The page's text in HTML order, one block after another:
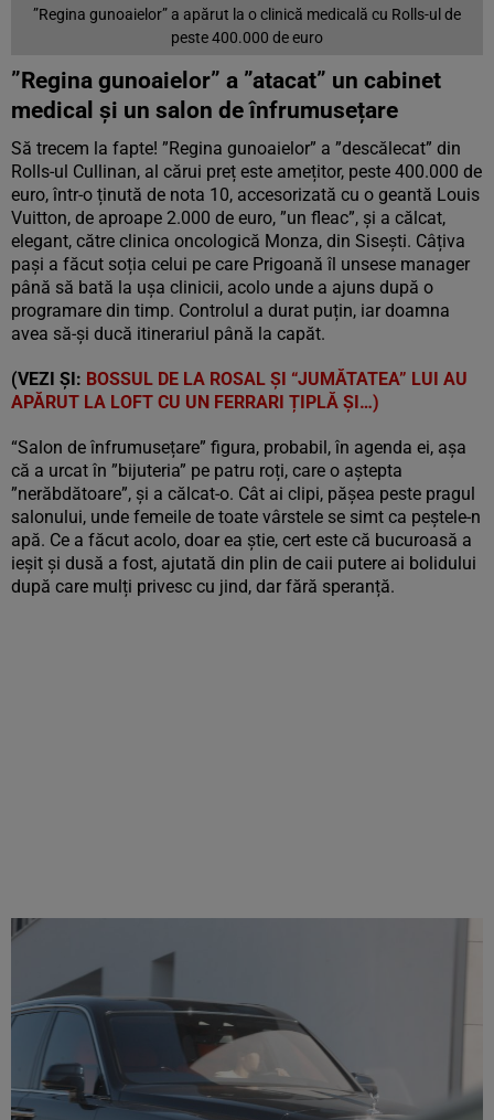
”Regina gunoaielor” a apărut la o clinică medicală cu Rolls-ul de
peste 400.000 de euro
”Regina gunoaielor” a ”atacat” un cabinet
medical și un salon de înfrumusețare
Să trecem la fapte! ”Regina gunoaielor” a ”descălecat” din
Rolls-ul Cullinan, al cărui preț este amețitor, peste 400.000 de
euro, într-o ținută de nota 10, accesorizată cu o geantă Louis
Vuitton, de aproape 2.000 de euro, ”un fleac”, și a călcat,
elegant, către clinica oncologică Monza, din Sisești. Câțiva
pași a făcut soția celui pe care Prigoană îl unsese manager
până să bată la ușa clinicii, acolo unde a ajuns după o
programare din timp. Controlul a durat puțin, iar doamna
avea să-și ducă itinerariul până la capăt.
(VEZI ȘI: BOSSUL DE LA ROSAL ȘI “JUMĂTATEA” LUI AU
APĂRUT LA LOFT CU UN FERRARI ȚIPLĂ ȘI…)
“Salon de înfrumusețare” figura, probabil, în agenda ei, așa
că a urcat în ”bijuteria” pe patru roți, care o aștepta
”nerăbdătoare”, și a călcat-o. Cât ai clipi, pășea peste pragul
salonului, unde femeile de toate vârstele se simt ca peștele-n
apă. Ce a făcut acolo, doar ea știe, cert este că bucuroasă a
ieșit și dusă a fost, ajutată din plin de caii putere ai bolidului
după care mulți privesc cu jind, dar fără speranță.